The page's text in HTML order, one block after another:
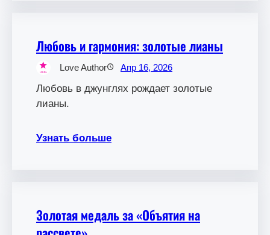
Любовь и гармония: золотые лианы
Love Author Апр 16, 2026
Любовь в джунглях рождает золотые
лианы.
Узнать больше
Золотая медаль за «Объятия на